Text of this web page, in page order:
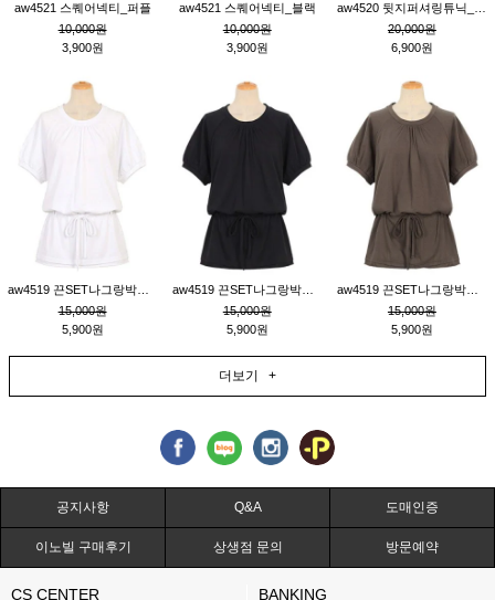
aw4521 스퀘어넥티_퍼플
10,000원
3,900원
aw4521 스퀘어넥티_블랙
10,000원
3,900원
20,000원
6,900원
15,000원
5,900원
15,000원
5,900원
15,000원
5,900원
더보기 +
공지사항 Q&A 도매인증
이노빌 구매후기 상생점 문의 방문예약
CS CENTER BANKING